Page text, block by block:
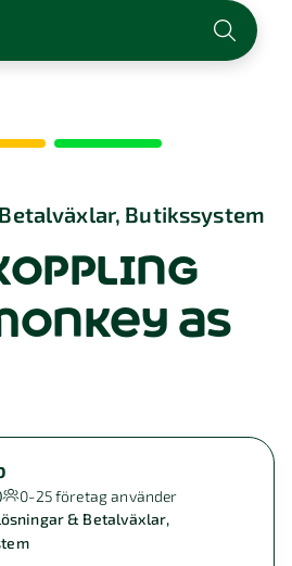
Butikssystem
as
0-25företag använder
& Betalväxlar